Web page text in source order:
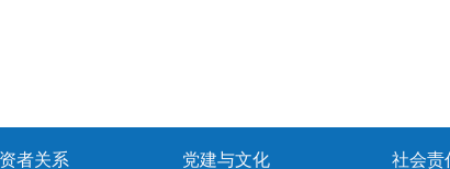
者关系 党建与文化 社会责